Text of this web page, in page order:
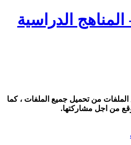
الدراسية
من تحميل جميع الملفات ، كما
من اجل مشاركتها.